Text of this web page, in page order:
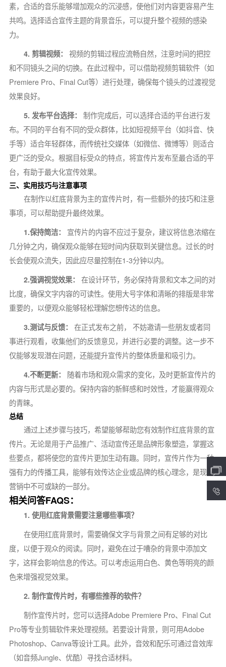
素，合适的音乐能够增加观众的沉浸感，使他们对内容更容易产生
共鸣。选择适合宣传主题的背景音乐，可以提升整个视频的感染
力。
4. 剪辑视频： 视频的剪辑过程应流畅自然，注意时间的把控
和不同镜头之间的切换。在此过程中，可以借助视频剪辑软件（如
Premiere Pro、Final Cut等）进行处理，确保每个镜头的过渡视觉
效果良好。
5. 发布平台选择： 制作完成后，可以选择合适的平台进行发
布。不同的平台有不同的受众群体，比如短视频平台（如抖音、快
手等）适合年轻群体，而传统社交媒体（如微信、微博等）则适合
更广泛的受众。根据目标受众的特点，将宣传片发布至最合适的平
台，有助于最大化宣传效果。
三、实用技巧与注意事项
在制作以红底背景为主的宣传片时，有一些额外的技巧和注意
事项，可以帮助提升最终效果。
1.保持简洁： 宣传片的内容不应过于复杂，建议将信息浓缩在
几分钟之内，确保观众能够在短时间内获取到关键信息。过长的时
长会使观众流失，因此应尽量控制在1-3分钟以内。
2.强调视觉效果： 在设计环节，务必保持背景和文本之间的对
比度，确保文字内容的可读性。使用大号字体和清晰的排版是非常
重要的，以便观众能够轻松理解您想传达的信息。
3.测试与反馈： 在正式发布之前， 不妨邀请一些朋友或者同
事进行观看，收集他们的反馈意见，并进行必要的调整。这一步不
仅能够发现潜在问题，还能提升宣传片的整体质量和吸引力。
4.不断更新： 随着市场和观众需求的变化，及时更新宣传片的
内容与形式是必要的。保持内容的新鲜感和时效性，才能赢得观众
的青睐。
总结
通过上述步骤与技巧，希望能够帮助您有效制作红底背景的宣
传片。无论是用于产品推广、活动宣传还是品牌形象塑造，掌握这
些要点，都将使您的宣传片更加生动有趣。同时，宣传片作为一种
强有力的传播工具，能够有效传达企业或品牌的核心理念，是现代
营销中不可或缺的一部分。
相关问答FAQS：
1. 使用红底背景需要注意哪些事项？
在使用红底背景时，需要确保文字与背景之间有足够的对比
度，以便于观众的阅读。同时，避免在过于嘈杂的背景中添加文
字，这样会影响信息的传达。可以考虑运用白色、黄色等明亮的颜
色来增强视觉效果。
2. 制作宣传片时，有哪些推荐的软件？
制作宣传片时，您可以选择Adobe Premiere Pro、Final Cut
Pro等专业剪辑软件来处理视频。若要设计背景，则可用Adobe
Photoshop、Canva等设计工具。此外，音效和配乐可通过音效库
（如音频Jungle、优酷）寻找合适材料。